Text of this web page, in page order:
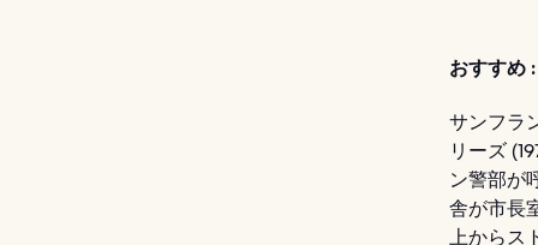
おすすめ :
サンフラ
リーズ
ン警部が
舎が市長
上からス